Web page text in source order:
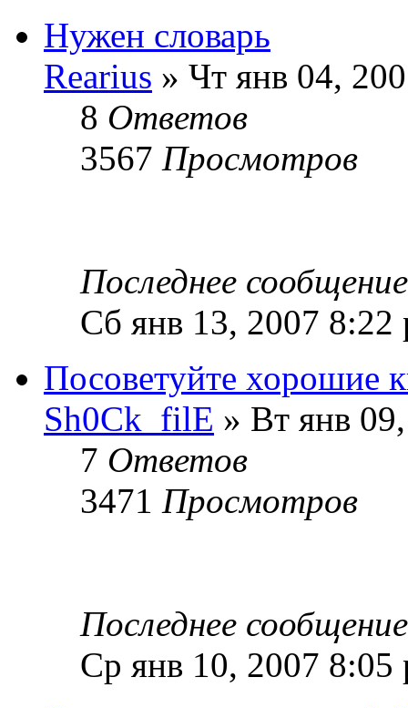
Нужен словарь
Rearius » Чт янв 04,
8 Ответов
3567 Просмотров
Последнее
Сб янв 13, 2007 8:22
Посоветуйте хорошие
Sh0Ck_filE » Вт янв
7 Ответов
3471 Просмотров
Последнее
Ср янв 10, 2007 8:05